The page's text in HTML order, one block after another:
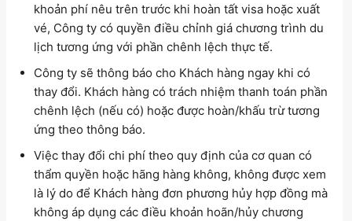
khoản phí nêu trên trước khi hoàn tất visa hoặc xuất
vé, Công ty có quyền điều chỉnh giá chương trình du
lịch tương ứng với phần chênh lệch thực tế.
Công ty sẽ thông báo cho Khách hàng ngay khi có
thay đổi. Khách hàng có trách nhiệm thanh toán phần
chênh lệch (nếu có) hoặc được hoàn/khấu trừ tương
ứng theo thông báo.
Việc thay đổi chi phí theo quy định của cơ quan có
thẩm quyền hoặc hãng hàng không, không được xem
là lý do để Khách hàng đơn phương hủy hợp đồng mà
không áp dụng các điều khoản hoãn/hủy chương